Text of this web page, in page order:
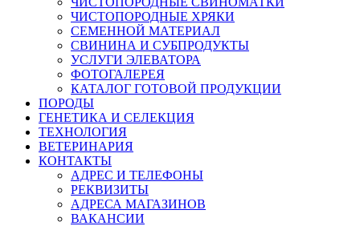
ЧИСТОПОРОДНЫЕ ХРЯКИ
СЕМЕННОЙ МАТЕРИАЛ
СВИНИНА И СУБПРОДУКТЫ
УСЛУГИ ЭЛЕВАТОРА
ФОТОГАЛЕРЕЯ
КАТАЛОГ ГОТОВОЙ ПРОДУКЦИИ
ПОРОДЫ
ГЕНЕТИКА И СЕЛЕКЦИЯ
ТЕХНОЛОГИЯ
ВЕТЕРИНАРИЯ
КОНТАКТЫ
АДРЕС И ТЕЛЕФОНЫ
РЕКВИЗИТЫ
АДРЕСА МАГАЗИНОВ
ВАКАНСИИ